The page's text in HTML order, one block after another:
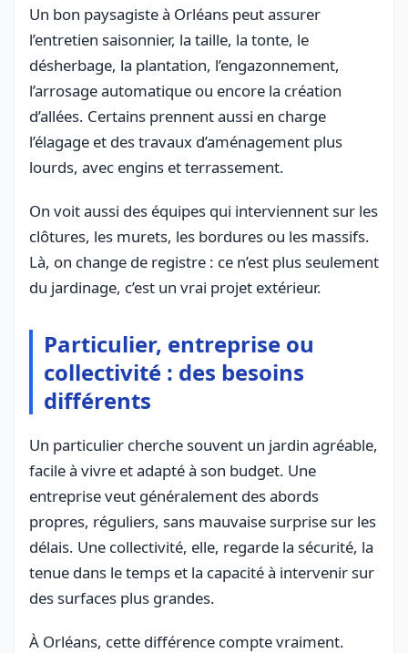
Un bon paysagiste à Orléans peut assurer
l’entretien saisonnier, la taille, la tonte, le
désherbage, la plantation, l’engazonnement,
l’arrosage automatique ou encore la création
d’allées. Certains prennent aussi en charge
l’élagage et des travaux d’aménagement plus
lourds, avec engins et terrassement.
On voit aussi des équipes qui interviennent sur les
clôtures, les murets, les bordures ou les massifs.
Là, on change de registre : ce n’est plus seulement
du jardinage, c’est un vrai projet extérieur.
Particulier, entreprise ou
collectivité : des besoins
différents
Un particulier cherche souvent un jardin agréable,
facile à vivre et adapté à son budget. Une
entreprise veut généralement des abords
propres, réguliers, sans mauvaise surprise sur les
délais. Une collectivité, elle, regarde la sécurité, la
tenue dans le temps et la capacité à intervenir sur
des surfaces plus grandes.
À Orléans, cette différence compte vraiment.